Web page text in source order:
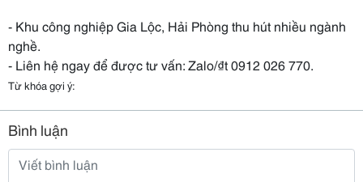
- Khu công nghiệp Gia Lộc, Hải Phòng thu hút nhiều ngành
nghề.
- Liên hệ ngay để được tư vấn: Zalo/₫t 0912 026 770.
Từ khóa gợi ý:
Bình luận